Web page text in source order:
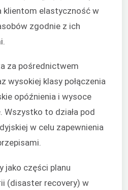
klientom elastyczność w
zgodnie z ich
za pośrednictwem
wysokiej klasy połączenia
opóźnienia i wysoce
Wszystko to działa pod
w celu zapewnienia
jako części planu
(disaster recovery) w